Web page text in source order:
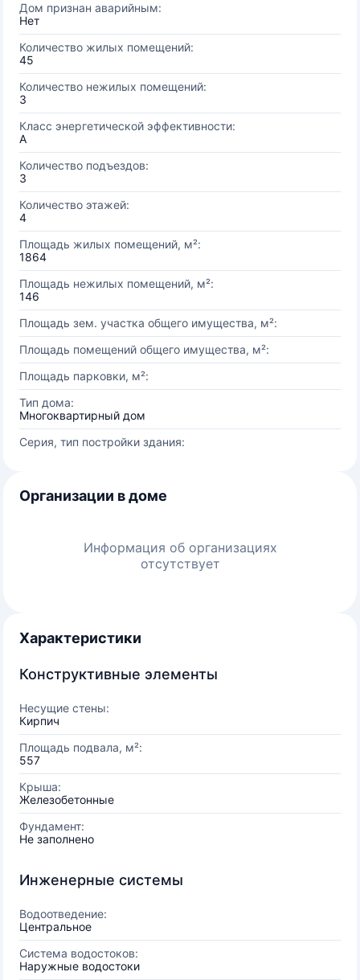
Дом признан аварийным:
Нет
Количество жилых помещений:
45
Количество нежилых помещений:
3
Класс энергетической эффективности:
A
Количество подъездов:
3
Количество этажей:
4
Площадь жилых помещений, м²:
1864
Площадь нежилых помещений, м²:
146
Площадь зем. участка общего имущества, м²:
Площадь помещений общего имущества, м²:
Площадь парковки, м²:
Тип дома:
Многоквартирный дом
Серия, тип постройки здания:
Организации в доме
Информация об организациях
отсутствует
Характеристики
Конструктивные элементы
Несущие стены:
Кирпич
Площадь подвала, м²:
557
Крыша:
Железобетонные
Фундамент:
Не заполнено
Инженерные системы
Водоотведение:
Центральное
Система водостоков:
Наружные водостоки